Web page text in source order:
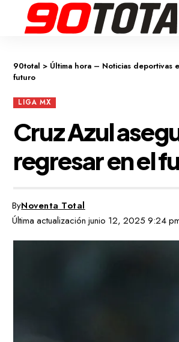
90total > Última hora – Noticias deportivas
futuro
LIGA MX
Cruz Azul
regresar en el
Última actualización junio 12, 2025 9:24
ByNoventa Total